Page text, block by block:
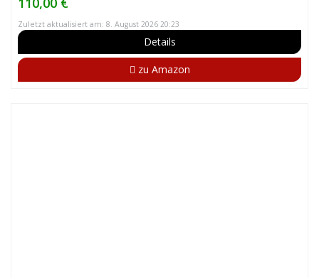
Zuletzt aktualisiert am: 8. August 2026 20:23
Details
zu Amazon